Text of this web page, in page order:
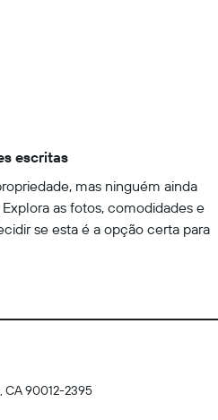
escritas
mas ninguém ainda
as fotos, comodidades e
se esta é a opção certa para
CA 90012-2395